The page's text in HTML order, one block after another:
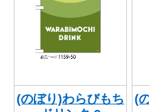
(のぼり)わらびもち
(